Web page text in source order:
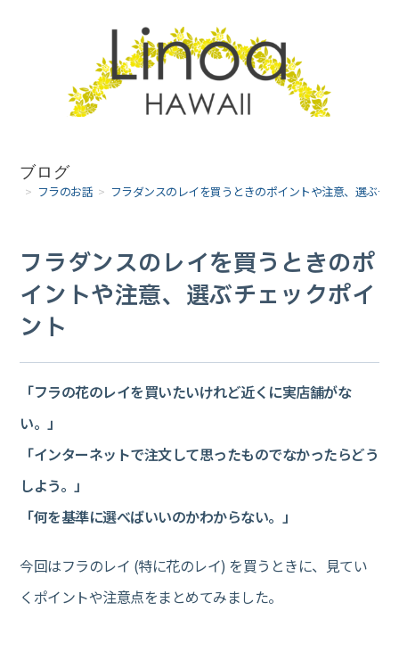
ブログ
> フラのお話 > フラダンスのレイを買うときのポイントや注意、選ぶチ
フラダンスのレイを買うときのポ
イントや注意、選ぶチェックポイ
ント
「フラの花のレイを買いたいけれど近くに実店舗がな
い。」
「インターネットで注文して思ったものでなかったらどう
しよう。」
「何を基準に選べばいいのかわからない。」
今回はフラのレイ (特に花のレイ) を買うときに、見てい
くポイントや注意点をまとめてみました。